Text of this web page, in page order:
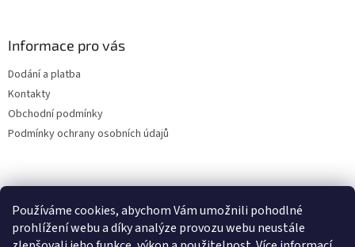
Používáme cookies, abychom Vám umožnili pohodlné
prohlížení webu a díky analýze provozu webu neustále
Informace pro vás
Dodání a platba
Kontakty
Obchodní podmínky
Podmínky ochrany osobních údajů